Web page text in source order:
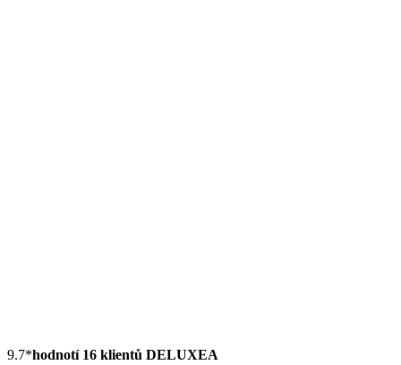
9.7*hodnotí 16 klientů DELUXEA